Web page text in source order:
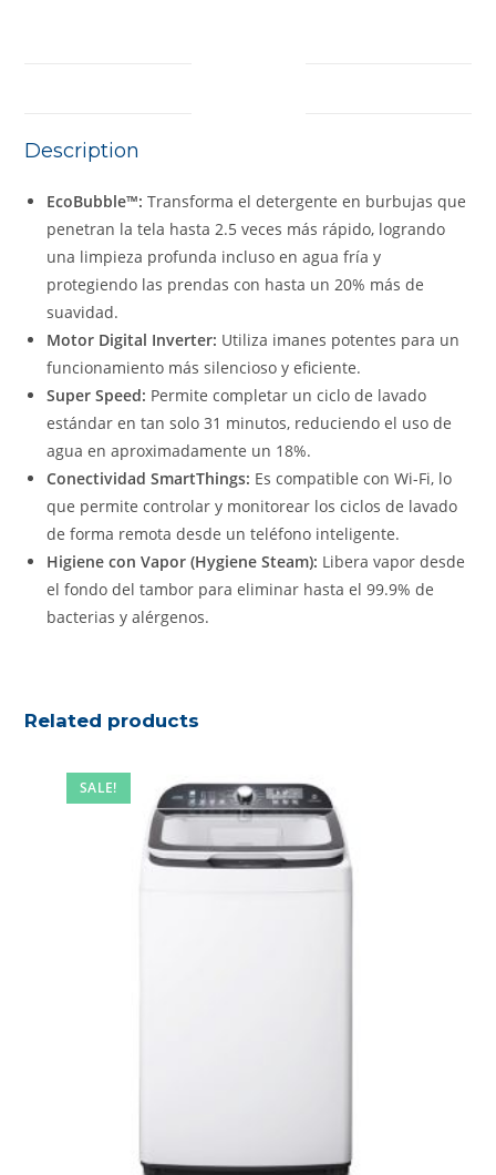
Description
EcoBubble™: Transforma el detergente en burbujas que
penetran la tela hasta 2.5 veces más rápido, logrando
una limpieza profunda incluso en agua fría y
protegiendo las prendas con hasta un 20% más de
suavidad.
Motor Digital Inverter: Utiliza imanes potentes para un
funcionamiento más silencioso y eficiente.
Super Speed: Permite completar un ciclo de lavado
estándar en tan solo 31 minutos, reduciendo el uso de
agua en aproximadamente un 18%.
Conectividad SmartThings: Es compatible con Wi-Fi, lo
que permite controlar y monitorear los ciclos de lavado
de forma remota desde un teléfono inteligente.
Higiene con Vapor (Hygiene Steam): Libera vapor desde
el fondo del tambor para eliminar hasta el 99.9% de
bacterias y alérgenos.
Related products
SALE!